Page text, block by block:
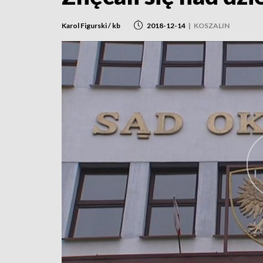
Karol Figurski / kb 2018-12-14 | KOSZALIN